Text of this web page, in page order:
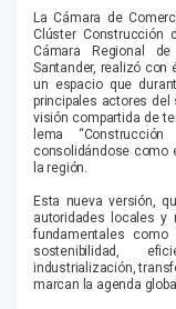
La Cámara de
Clúster Construcción
Cámara Regional
Santander, realizó con
un espacio que
principales actores del
visión compartida de
lema
consolidándose como
la región.
Esta nueva versión,
autoridades locales y
fundamentales
sostenibilidad,
industrialización,
marcan la agenda